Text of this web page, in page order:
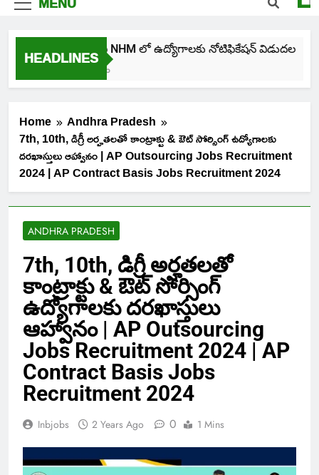
HEADLINES
తెలంగాణ NHM లో ఉద్యోగాలకు నోటిఫికేషన్ విడుదల
Home
Andhra Pradesh
7th, 10th, డిగ్రీ అర్హతలతో కాంట్రాక్టు & ఔట్ సోర్సింగ్ ఉద్యోగాలకు
దరఖాస్తులు ఆహ్వానం | AP Outsourcing Jobs Recruitment
2024 | AP Contract Basis Jobs Recruitment 2024
ANDHRA PRADESH
7th, 10th, డిగ్రీ అర్హతలతో
కాంట్రాక్టు & ఔట్ సోర్సింగ్
ఉద్యోగాలకు దరఖాస్తులు
ఆహ్వానం | AP Outsourcing
Jobs Recruitment 2024 | AP
Contract Basis Jobs
Recruitment 2024
Inbjobs 2 Years Ago 0 1 Mins